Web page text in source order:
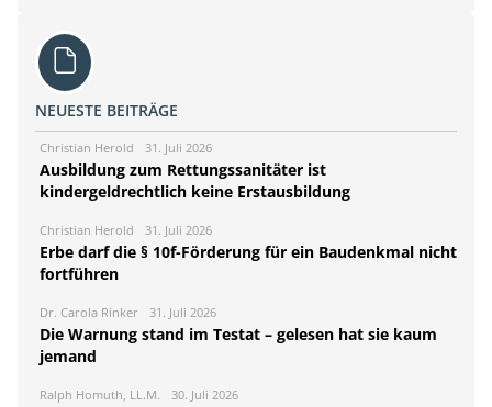
NEUESTE BEITRÄGE
Christian Herold 31. Juli 2026
Ausbildung zum Rettungssanitäter ist
kindergeldrechtlich keine Erstausbildung
Christian Herold 31. Juli 2026
Erbe darf die § 10f-Förderung für ein Baudenkmal nicht
fortführen
Dr. Carola Rinker 31. Juli 2026
Die Warnung stand im Testat – gelesen hat sie kaum
jemand
Ralph Homuth, LL.M. 30. Juli 2026